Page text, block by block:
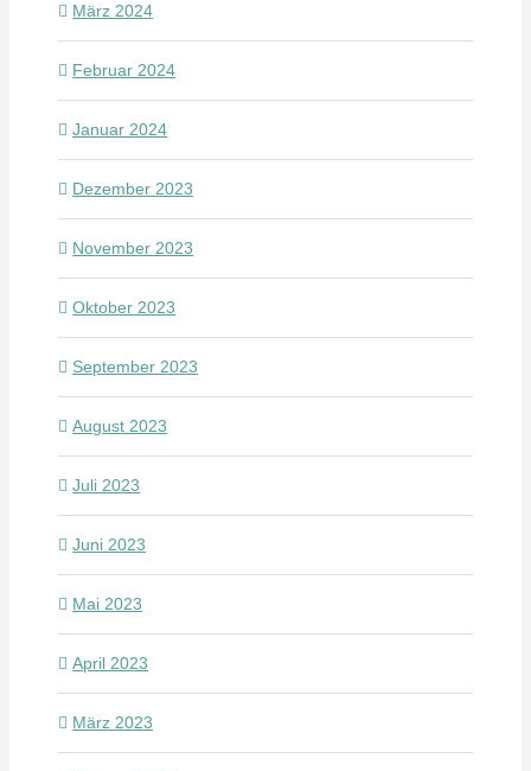
März 2024
Februar 2024
Januar 2024
Dezember 2023
November 2023
Oktober 2023
September 2023
August 2023
Juli 2023
Juni 2023
Mai 2023
April 2023
März 2023